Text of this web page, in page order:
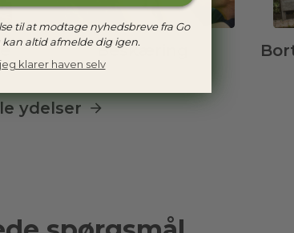
Beskæring
ydelser
til at modtage nyhedsbreve fra Go
kan altid afmelde dig igen.
klarer haven selv